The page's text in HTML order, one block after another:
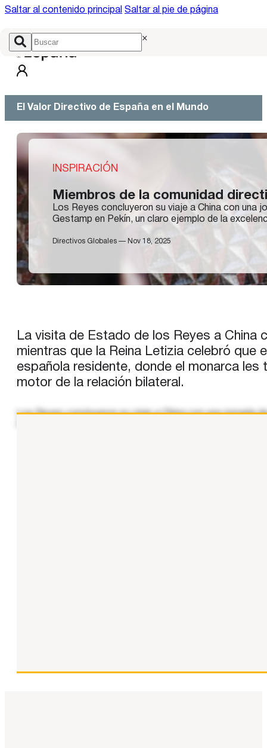
Saltar al contenido principal Saltar al pie de página
×
El Valor Directivo de España en el Mundo
INSPIRACIÓN
Miembros de la comunidad
Los Reyes concluyeron su viaje a China con una
Gestamp en Pekín, un claro ejemplo de la
Directivos Globales — Nov 18, 2025
La visita de Estado de los Reyes a China
mientras que la Reina Letizia celebró que
española residente, donde el monarca
motor de la relación bilateral.
Los Reyes concluyeron su viaje a China con una jornada